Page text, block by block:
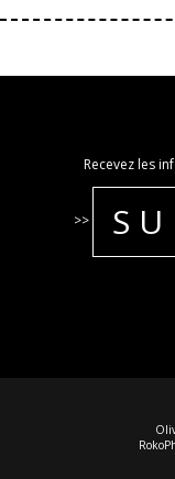
Recevez les
>>